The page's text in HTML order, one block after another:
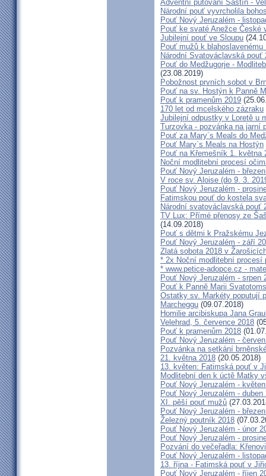
Adventní putování Šaštín -
Národní pouť vyvrcholila
Pouť Nový Jeruzalém -
Pouť ke svaté Anežce České
Jubilejní pouť ve Sloupu
Pouť mužů k
Národní Svatováclavská pouť
Pouť do Medžugorje -
(23.08.2019)
Pobožnost prvních sobot v
Pouť na sv. Hostýn k Panně
Pouť k pramenům 2019
170 let od mcelského zázraku
Jubilejní odpustky v Loretě u
Turzovka - pozvánka na jarní
Pouť za Mary´s Meals do
Pouť Mary´s Meals na Hostýn
Pouť na Křemešník 1. května
Noční modlitební procesí
Pouť Nový Jeruzalém -
V roce sv. Aloise (do 9. 3.
Pouť Nový Jeruzalém -
Fatimskou pouť do kostela
Národní svatováclavská pouť
TV Lux: Přímé přenosy ze
(14.09.2018)
Pouť s dětmi k Pražskému
Pouť Nový Jeruzalém - září
Zlatá sobota 2018 v
* 2x Noční modlitební
* www.petice-adopce.cz -
Pouť Nový Jeruzalém - srpen
Pouť k Panně Marii
Ostatky sv. Markéty poputují
Marcheggu (09.07.2018)
Homilie arcibiskupa Jana
Velehrad, 5. července 2018
Pouť k pramenům 2018
Pouť Nový Jeruzalém -
Pozvánka na setkání
21. května 2018 (20.05.2018)
13. květen: Fatimská pouť v
Modlitební den k úctě Matky
Pouť Nový Jeruzalém -
Pouť Nový Jeruzalém - duben
XI. pěší pouť mužů
Pouť Nový Jeruzalém -
Železný poutník 2018
Pouť Nový Jeruzalém - únor
Pouť Nový Jeruzalém -
Pozvání do večeřadla:
Pouť Nový Jeruzalém -
13. října - Fatimská pouť v
Pouť Nový Jeruzalém - říjen